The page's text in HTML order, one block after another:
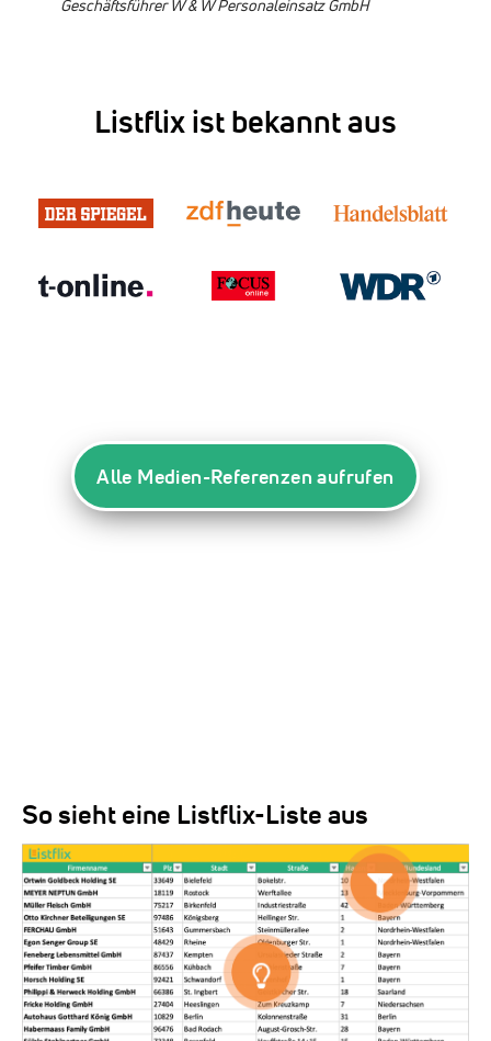
Geschäftsführer W & W Personaleinsatz GmbH
Listflix ist bekannt aus
Alle Medien-Referenzen aufrufen
So sieht eine Listflix-Liste aus